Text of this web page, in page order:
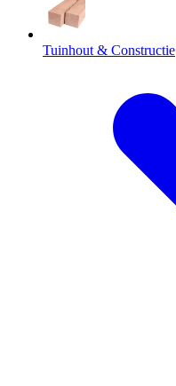
Tuinhout & Constructie